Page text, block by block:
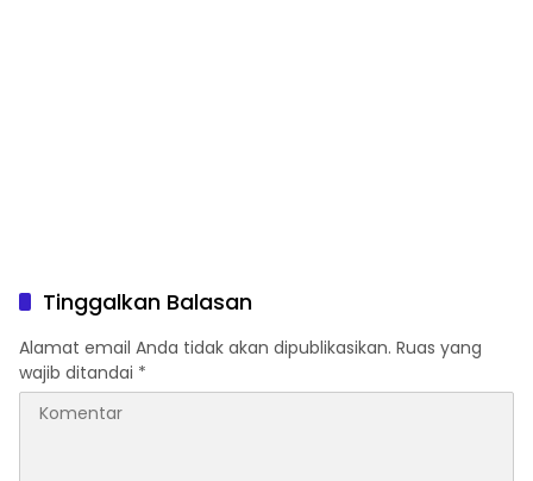
Tinggalkan Balasan
Alamat email Anda tidak akan dipublikasikan. Ruas yang
wajib ditandai *